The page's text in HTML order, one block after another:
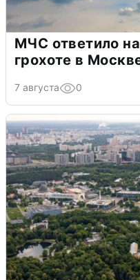
МЧС ответило
грохоте в
7 августа 0